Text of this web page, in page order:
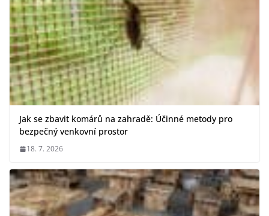
Jak se zbavit komárů na zahradě: Účinné metody pro
bezpečný venkovní prostor
18. 7. 2026